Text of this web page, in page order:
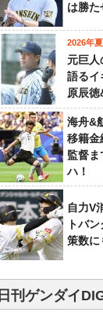
は勝た
2026年
元巨
語る
原辰徳
海舟&
移籍金
監督ま
ハ！
自力V
トバ
策数に
日刊ゲンダイ